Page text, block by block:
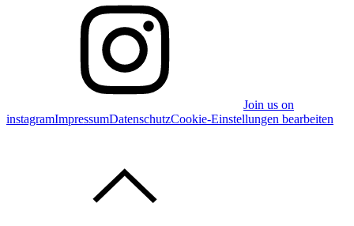
Join us on
instagramImpressumDatenschutzCookie-Einstellungen bearbeiten